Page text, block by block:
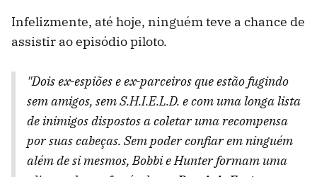
Infelizmente, até hoje, ninguém teve a chance de
assistir ao episódio piloto.
"Dois ex-espiões e ex-parceiros que estão fugindo
sem amigos, sem S.H.I.E.L.D. e com uma longa lista
de inimigos dispostos a coletar uma recompensa
por suas cabeças. Sem poder confiar em ninguém
além de si mesmos, Bobbi e Hunter formam uma